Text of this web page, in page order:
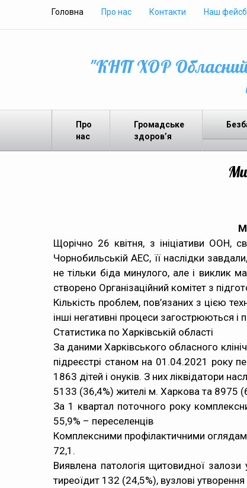
Головна Про нас Контакти Наш
"КНП ХОР Обласний
Про
нас
Громадське
здоров’я
Щорічно 26 квітня, з ініціативи ООН,
Чорнобильській АЕС, її наслідки
не тільки біда минулого, але і виклик
створено Організаційний комітет з
Кількість проблем, пов’язаних з цією
інші негативні процеси загострюються
Статистика по Харківській області
За даними Харківського обласного
підреєстрі станом на 01.04.2021 року
1863 дітей і онуків. З них ліквідатори
5133 (36,4%) жителі м. Харкова та 8975
За 1 квартал поточного року
55,9% – переселенців
Комплексними профілактичними оглядами
72,1.
Виявлена ​​патологія щитовидної
тиреоїдит 132 (24,5%), вузлові